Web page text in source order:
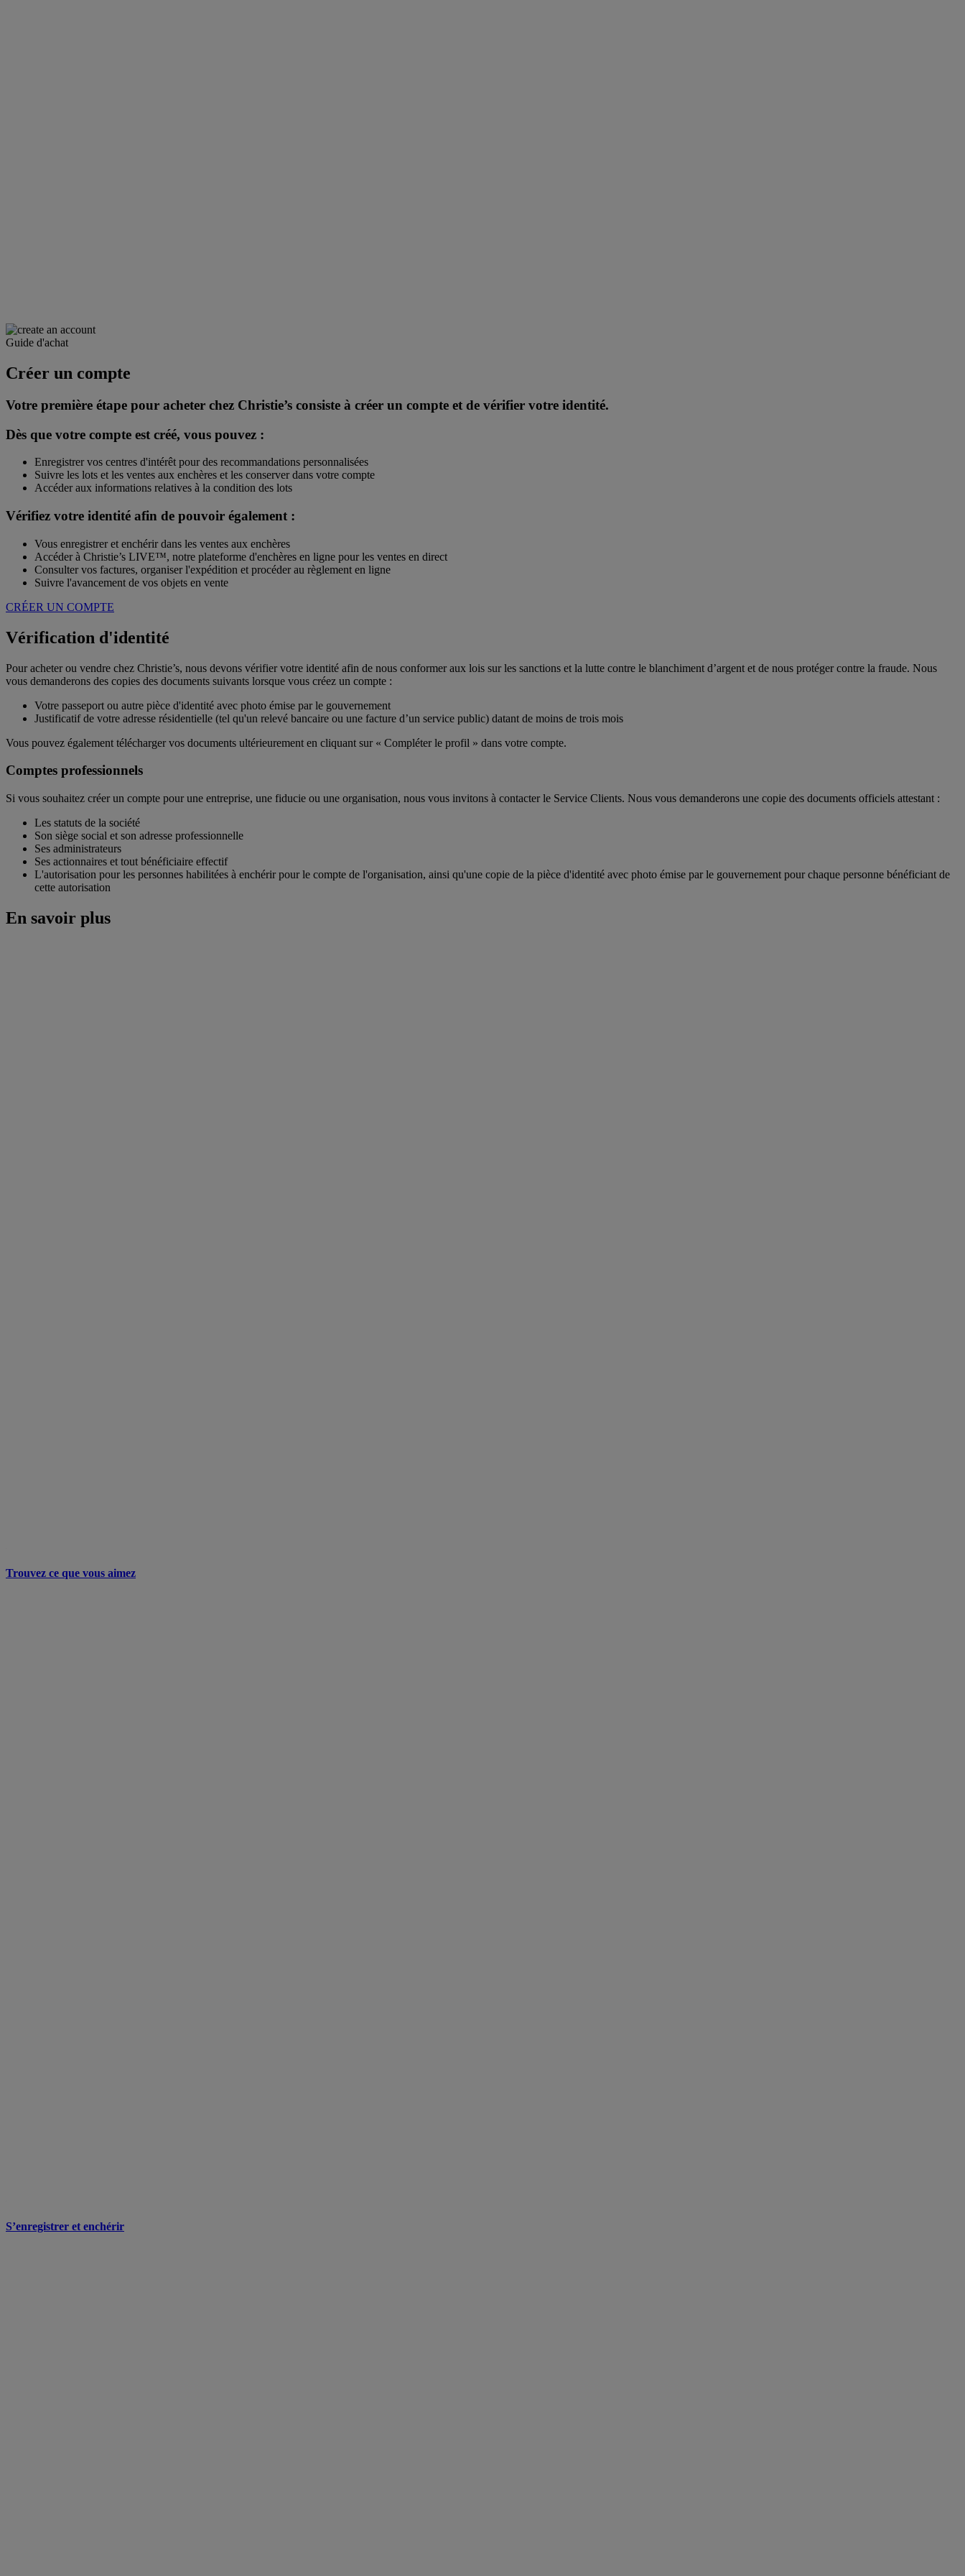
Guide d'achat
Créer un compte
Votre première étape pour acheter chez Christie’s consiste à créer un compte et de vérifier votre identité.
Dès que votre compte est créé, vous pouvez :
Enregistrer vos centres d'intérêt pour des recommandations personnalisées
Suivre les lots et les ventes aux enchères et les conserver dans votre compte
Accéder aux informations relatives à la condition des lots
Vérifiez votre identité afin de pouvoir également :
Vous enregistrer et enchérir dans les ventes aux enchères
Accéder à Christie’s LIVE™, notre plateforme d'enchères en ligne pour les ventes en direct
Consulter vos factures, organiser l'expédition et procéder au règlement en ligne
Suivre l'avancement de vos objets en vente
CRÉER UN COMPTE
Vérification d'identité
Pour acheter ou vendre chez Christie’s, nous devons vérifier votre identité afin de nous conformer aux lois sur les sanctions et la lutte contre le blanchiment d’argent et de nous protéger contre la fraude. Nous
vous demanderons des copies des documents suivants lorsque vous créez un compte :
Votre passeport ou autre pièce d'identité avec photo émise par le gouvernement
Justificatif de votre adresse résidentielle (tel qu'un relevé bancaire ou une facture d’un service public) datant de moins de trois mois
Vous pouvez également télécharger vos documents ultérieurement en cliquant sur « Compléter le profil » dans votre compte.
Comptes professionnels
Si vous souhaitez créer un compte pour une entreprise, une fiducie ou une organisation, nous vous invitons à contacter le Service Clients. Nous vous demanderons une copie des documents officiels attestant :
Les statuts de la société
Son siège social et son adresse professionnelle
Ses administrateurs
Ses actionnaires et tout bénéficiaire effectif
L'autorisation pour les personnes habilitées à enchérir pour le compte de l'organisation, ainsi qu'une copie de la pièce d'identité avec photo émise par le gouvernement pour chaque personne bénéficiant de
cette autorisation
En savoir plus
Trouvez ce que vous aimez
S’enregistrer et enchérir